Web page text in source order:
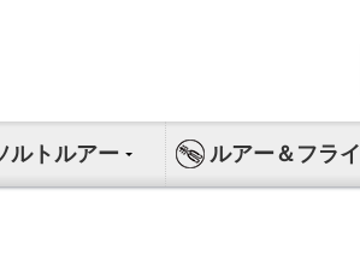
ルトルアー ルアー＆フライ